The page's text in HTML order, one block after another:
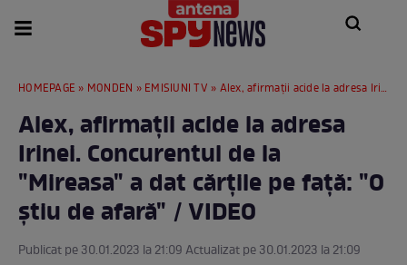
HOMEPAGE » MONDEN » EMISIUNI TV » Alex, afirmații acide la adresa Irinei. Concurentul de la "Mireasa" a dat cărțile pe față: "O știu de afară" / VIDEO
Alex, afirmații acide la adresa
Irinei. Concurentul de la
"Mireasa" a dat cărțile pe față: "O
știu de afară" / VIDEO
Publicat pe 30.01.2023 la 21:09 Actualizat pe 30.01.2023 la 21:09